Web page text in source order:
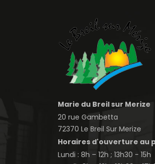
Marie du Breil sur Merize
20 rue Gambetta
72370 Le Breil Sur Merize
Horaires d'ouverture au
Lundi : 8h – 12h ; 13h30 - 15h